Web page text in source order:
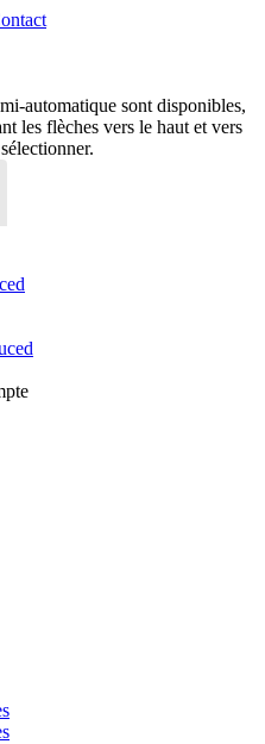
automatique sont disponibles,
les flèches vers le haut et vers